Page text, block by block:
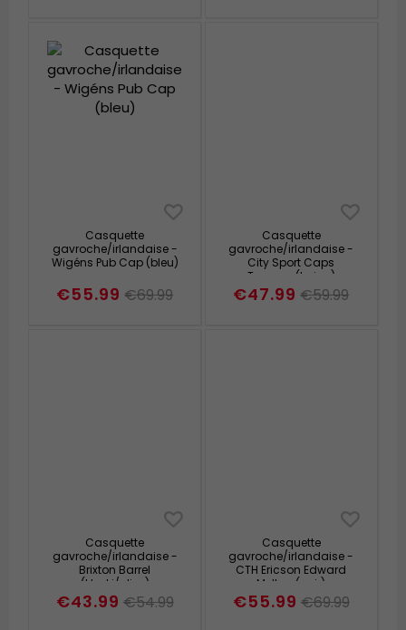
Casquette
gavroche/irlandaise -
Wigéns Pub Cap (bleu)
€55.99 €69.99
Casquette
gavroche/irlandaise -
City Sport Caps
Trappes (beige)
€47.99 €59.99
Casquette
gavroche/irlandaise -
Brixton Barrel
(khaki/olive)
€43.99 €54.99
Casquette
gavroche/irlandaise -
CTH Ericson Edward
Melton (noir)
€55.99 €69.99